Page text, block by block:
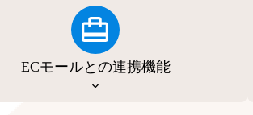
ECモールとの連携機能